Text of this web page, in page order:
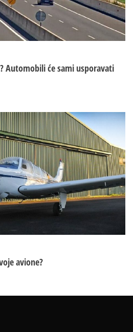
Automobili će sami usporavati
avione?